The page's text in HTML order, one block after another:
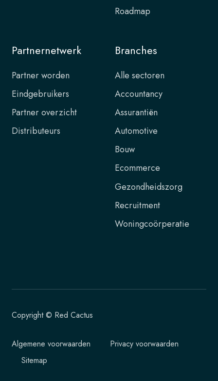
Roadmap
Partnernetwerk
Partner worden
Eindgebruikers
Partner overzicht
Distributeurs
Branches
Alle sectoren
Accountancy
Assurantiën
Automotive
Bouw
Ecommerce
Gezondheidszorg
Recruitment
Woningcoörperatie
Copyright © Red Cactus
Algemene voorwaarden
Privacy voorwaarden
Sitemap